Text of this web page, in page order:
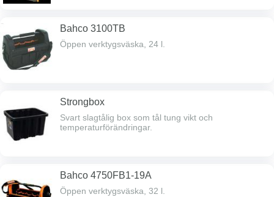
Bahco 3100TB
Öppen verktygsväska, 24 l.
Strongbox
Svart slagtålig box som tål tung vikt och
temperaturförändringar.
Bahco 4750FB1-19A
Öppen verktygsväska, 32 l.